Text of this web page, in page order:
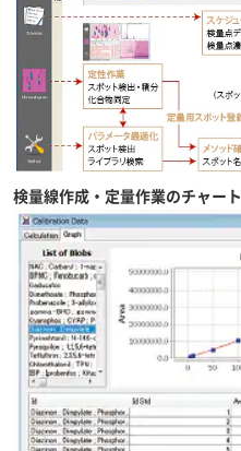
検量線作成・定量作業のチャート